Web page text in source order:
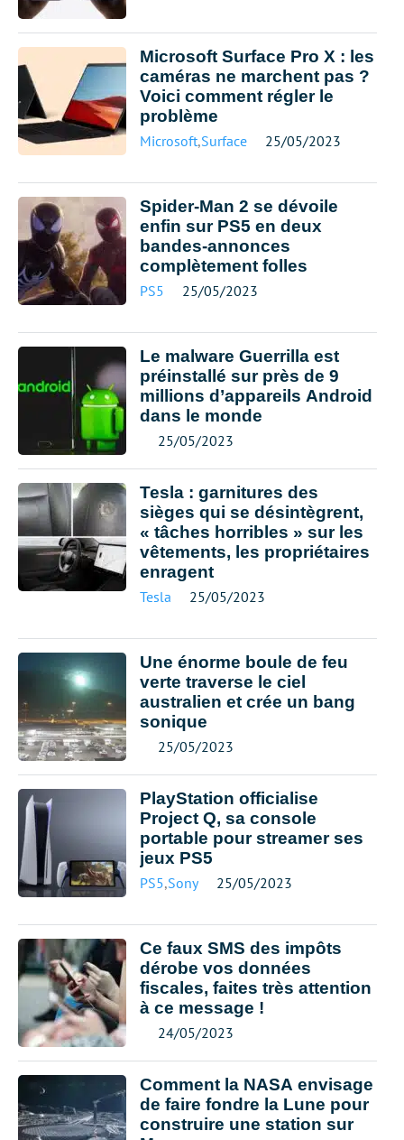
Microsoft Surface Pro X : les
caméras ne marchent pas ?
Voici comment régler le
problème
Microsoft,Surface 25/05/2023
Spider-Man 2 se dévoile
enfin sur PS5 en deux
bandes-annonces
complètement folles
PS5 25/05/2023
Le malware Guerrilla est
préinstallé sur près de 9
millions d’appareils Android
dans le monde
25/05/2023
Tesla : garnitures des
sièges qui se désintègrent,
« tâches horribles » sur les
vêtements, les propriétaires
enragent
Tesla 25/05/2023
Une énorme boule de feu
verte traverse le ciel
australien et crée un bang
sonique
25/05/2023
PlayStation officialise
Project Q, sa console
portable pour streamer ses
jeux PS5
PS5,Sony 25/05/2023
Ce faux SMS des impôts
dérobe vos données
fiscales, faites très attention
à ce message !
24/05/2023
Comment la NASA envisage
de faire fondre la Lune pour
construire une station sur